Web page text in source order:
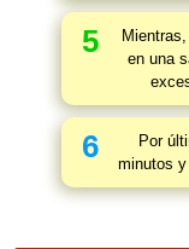
5
en una
6
Por
minutos